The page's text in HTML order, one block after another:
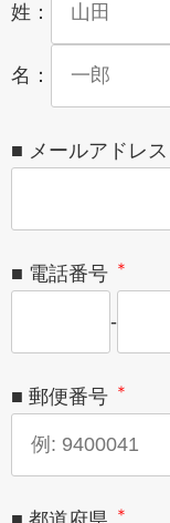
姓：
名：
■ メールアドレス
■ 電話番号 ＊
-
■ 郵便番号 ＊
＊